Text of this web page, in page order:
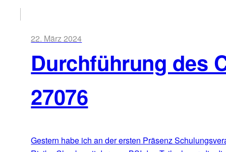
22. März 2024
Durchführung des
27076
Gestern habe ich an der ersten Präsenz